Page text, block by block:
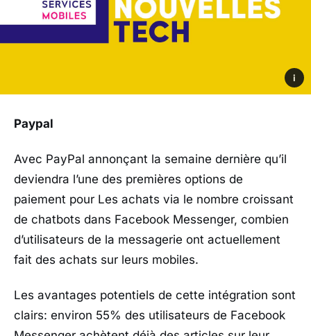
i
Paypal
Avec PayPal annonçant la semaine dernière qu’il
deviendra l’une des premières options de
paiement pour Les achats via le nombre croissant
de chatbots dans Facebook Messenger, combien
d’utilisateurs de la messagerie ont actuellement
fait des achats sur leurs mobiles.
Les avantages potentiels de cette intégration sont
clairs: environ 55% des utilisateurs de Facebook